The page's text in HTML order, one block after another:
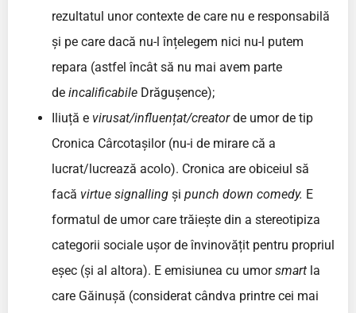
rezultatul unor contexte de care nu e responsabilă
și pe care dacă nu-l înțelegem nici nu-l putem
repara (astfel încât să nu mai avem parte
de incalificabile Drăgușence);
Iliuță e virusat/influențat/creatorde umor de tip
Cronica Cârcotașilor (nu-i de mirare că a
lucrat/lucrează acolo). Cronica are obiceiul să
facă virtue signalling și punch down comedy. E
formatul de umor care trăiește din a stereotipiza
categorii sociale ușor de învinovățit pentru propriul
eșec (și al altora). E emisiunea cu umorsmart la
care Găinușă (considerat cândva printre cei mai